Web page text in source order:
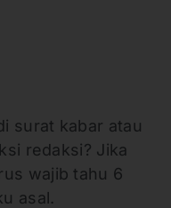
surat kabar atau
redaksi? Jika
wajib tahu 6
asal.